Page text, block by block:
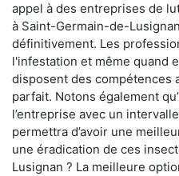
appel à des entreprises de
à Saint-Germain-de-
définitivement. Les
l'infestation et même quand
disposent des compétences
parfait. Notons également
l’entreprise avec un
permettra d’avoir une
une éradication de ces
Lusignan ? La meilleure